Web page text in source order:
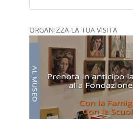
ORGANIZZA LA TUA VISITA